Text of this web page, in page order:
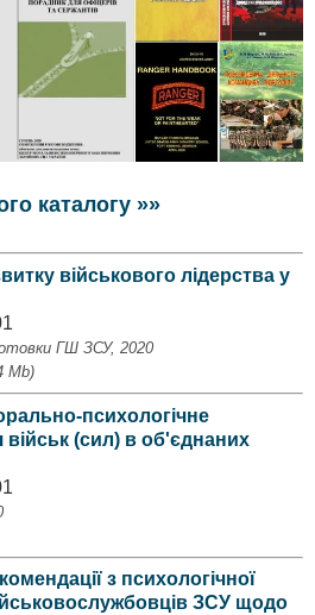
каталогу »»
військового лідерства у
ГШ ЗСУ, 2020
Mb)
психологічне
військ (сил) в об'єднаних
з психологічної
ЗСУ щодо